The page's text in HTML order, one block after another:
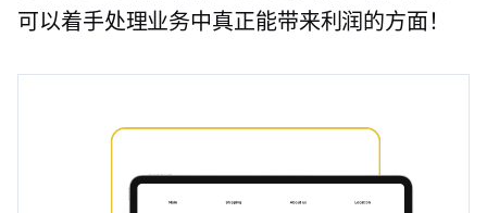
可以着手处理业务中真正能带来利润的方面！